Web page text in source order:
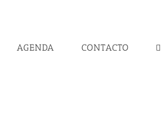
AGENDA CONTACTO